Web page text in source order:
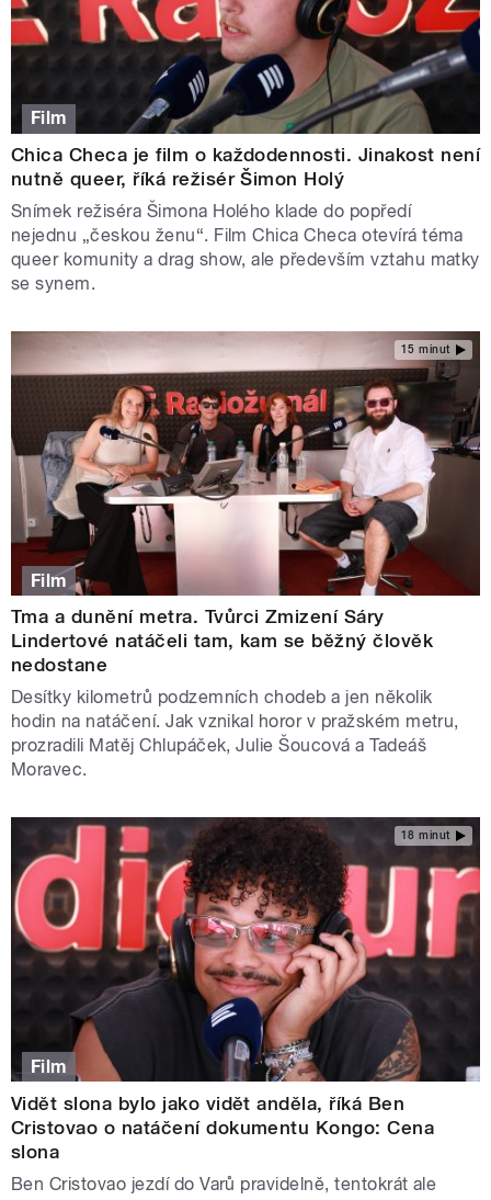
Film
Chica Checa je film o každodennosti. Jinakost není
nutně queer, říká režisér Šimon Holý
Snímek režiséra Šimona Holého klade do popředí
nejednu „českou ženu“. Film Chica Checa otevírá téma
queer komunity a drag show, ale především vztahu matky
se synem.
15 minut
Film
Tma a dunění metra. Tvůrci Zmizení Sáry
Lindertové natáčeli tam, kam se běžný člověk
nedostane
Desítky kilometrů podzemních chodeb a jen několik
hodin na natáčení. Jak vznikal horor v pražském metru,
prozradili Matěj Chlupáček, Julie Šoucová a Tadeáš
Moravec.
18 minut
Film
Vidět slona bylo jako vidět anděla, říká Ben
Cristovao o natáčení dokumentu Kongo: Cena
slona
Ben Cristovao jezdí do Varů pravidelně, tentokrát ale